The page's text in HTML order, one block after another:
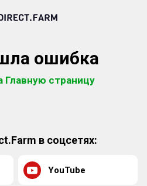
ошибка
Главную страницу
в соцсетях:
YouTube